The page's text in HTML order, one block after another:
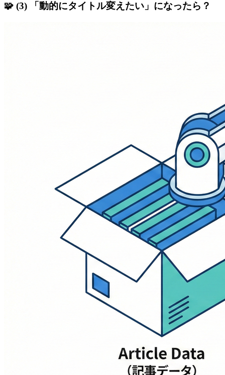
🧩 (3) 「動的にタイトル変えたい」になったら？